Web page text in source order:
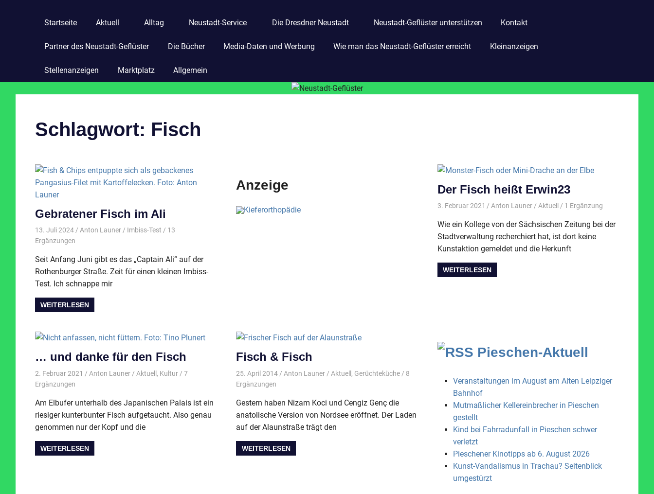
Startseite Aktuell Alltag Neustadt-Service Die Dresdner Neustadt Neustadt-Geflüster unterstützen Kontakt
Partner des Neustadt-Geflüster Die Bücher Media-Daten und Werbung Wie man das Neustadt-Geflüster erreicht Kleinanzeigen
Stellenanzeigen Marktplatz Allgemein
Schlagwort: Fisch
Gebratener Fisch im Ali
13. Juli 2024 Anton Launer Imbiss-Test / 13
Ergänzungen
Seit Anfang Juni gibt es das „Captain Ali“ auf der
Rothenburger Straße. Zeit für einen kleinen Imbiss-
Test. Ich schnappe mir
WEITERLESEN
Anzeige Der Fisch heißt Erwin23
3. Februar 2021 Anton Launer Aktuell / 1 Ergänzung
Wie ein Kollege von der Sächsischen Zeitung bei der
Stadtverwaltung recherchiert hat, ist dort keine
Kunstaktion gemeldet und die Herkunft
WEITERLESEN
… und danke für den Fisch
2. Februar 2021 Anton Launer Aktuell , Kultur/ 7
Ergänzungen
Am Elbufer unterhalb des Japanischen Palais ist ein
riesiger kunterbunter Fisch aufgetaucht. Also genau
genommen nur der Kopf und die
WEITERLESEN
Fisch & Fisch
25. April 2014 Anton Launer Aktuell , Gerüchteküche/ 8
Ergänzungen
Gestern haben Nizam Koci und Cengiz Genç die
anatolische Version von Nordsee eröffnet. Der Laden
auf der Alaunstraße trägt den
WEITERLESEN
Pieschen-Aktuell
Veranstaltungen im August am Alten Leipziger
Bahnhof
Mutmaßlicher Kellereinbrecher in Pieschen
gestellt
Kind bei Fahrradunfall in Pieschen schwer
verletzt
Pieschener Kinotipps ab 6. August 2026
Kunst-Vandalismus in Trachau? Seitenblick
umgestürzt